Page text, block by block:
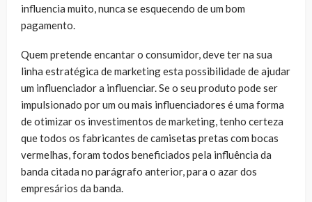
influencia muito, nunca se esquecendo de um bom
pagamento.
Quem pretende encantar o consumidor, deve ter na sua
linha estratégica de marketing esta possibilidade de ajudar
um influenciador a influenciar. Se o seu produto pode ser
impulsionado por um ou mais influenciadores é uma forma
de otimizar os investimentos de marketing, tenho certeza
que todos os fabricantes de camisetas pretas com bocas
vermelhas, foram todos beneficiados pela influência da
banda citada no parágrafo anterior, para o azar dos
empresários da banda.